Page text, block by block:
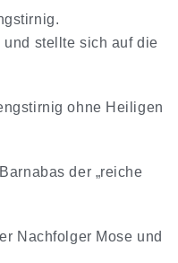
stellte sich auf die
ohne Heiligen
der „reiche
Nachfolger Mose und